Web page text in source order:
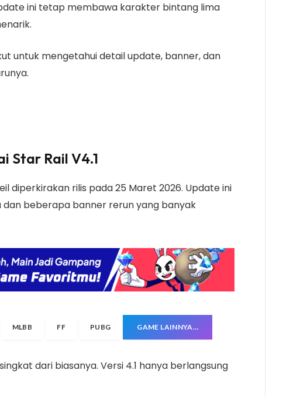
ini tetap membawa karakter bintang lima
untuk mengetahui detail update, banner, dan
Star Rail V4.1
diperkirakan rilis pada 25 Maret 2026. Update ini
beberapa banner rerun yang banyak
MLBB FF PUBG GAME LAINNYA…
dari biasanya. Versi 4.1 hanya berlangsung